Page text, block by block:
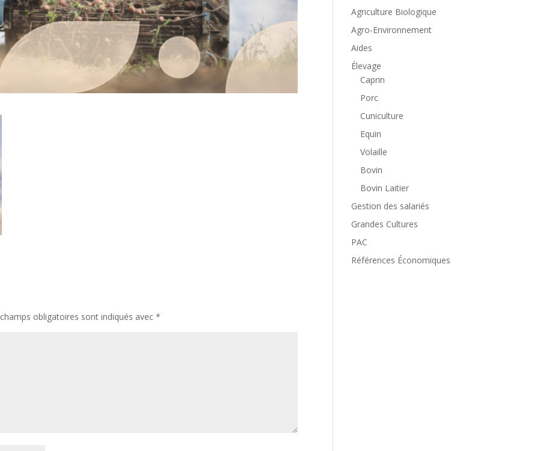
obligatoires sont indiqués avec*
Agriculture Biologique
Agro-Environnement
Aides
Élevage
Caprin
Porc
Cuniculture
Equin
Volaille
Bovin
Bovin Laitier
Gestion des salariés
Grandes Cultures
PAC
Références Économiques